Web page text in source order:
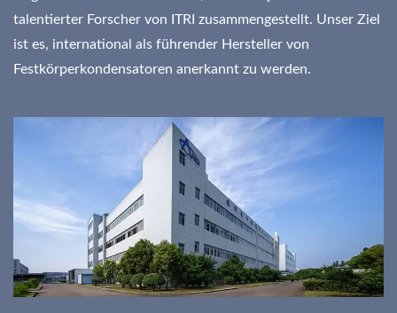
talentierter Forscher von ITRI zusammengestellt. Unser Ziel
ist es, international als führender Hersteller von
Festkörperkondensatoren anerkannt zu werden.